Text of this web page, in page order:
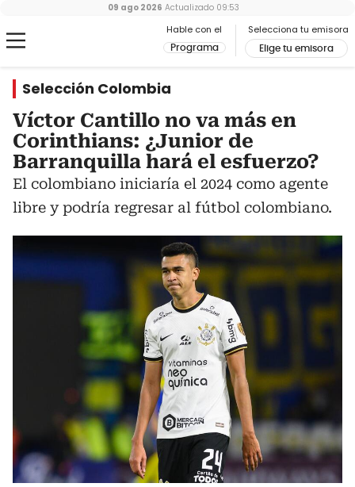
Hable con el
Programa
Selecciona tu emisora
Elige tu emisora
09 ago 2026 Actualizado 09:53
Selección Colombia
Víctor Cantillo no va más en
Corinthians: ¿Junior de
Barranquilla hará el esfuerzo?
El colombiano iniciaría el 2024 como agente
libre y podría regresar al fútbol colombiano.